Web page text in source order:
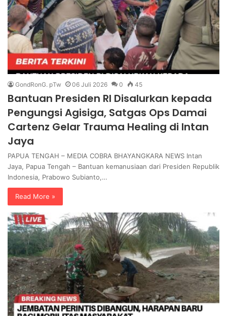
GondRonG. pTw 06 Juli 2026 0 45
Bantuan Presiden RI Disalurkan kepada
Pengungsi Agisiga, Satgas Ops Damai
Cartenz Gelar Trauma Healing di Intan
Jaya
PAPUA TENGAH – MEDIA COBRA BHAYANGKARA NEWS Intan
Jaya, Papua Tengah – Bantuan kemanusiaan dari Presiden Republik
Indonesia, Prabowo Subianto,…
Read More »